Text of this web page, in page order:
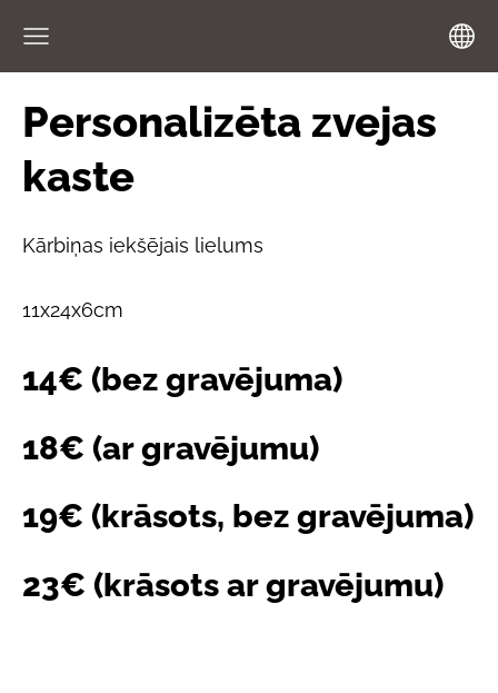
Personalizēta zvejas
kaste
Kārbiņas iekšējais lielums
11x24x6cm
14€ (bez gravējuma)
18€ (ar gravējumu)
19€ (krāsots, bez gravējuma)
23€ (krāsots ar gravējumu)